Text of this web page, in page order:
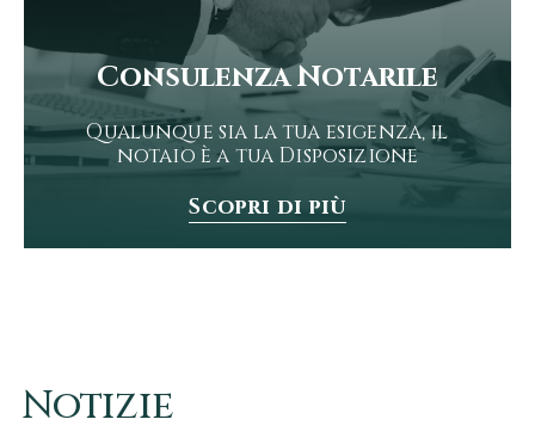
Consulenza Notarile
Qualunque sia la tua esigenza, il
notaio è a tua Disposizione
Scopri di più
Notizie